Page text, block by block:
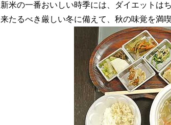
新米の一番おいしい時季には、ダイエットは
来たるべき厳しい冬に備えて、秋の味覚を満